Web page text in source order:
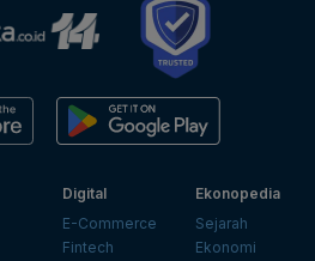
Digital
E-Commerce
Fintech
Ekonopedia
Sejarah
Ekonomi